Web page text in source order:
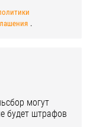
.
могут
будет штрафов